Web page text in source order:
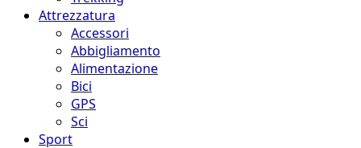
Attrezzatura
Accessori
Abbigliamento
Alimentazione
Bici
GPS
Sci
Sport